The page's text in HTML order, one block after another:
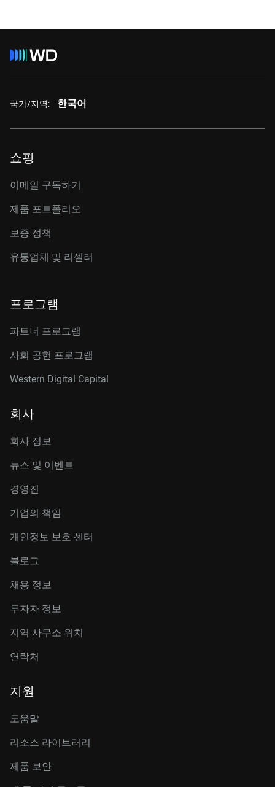
국가/지역: 한국어
쇼핑
이메일 구독하기
제품 포트폴리오
보증 정책
유통업체 및 리셀러
프로그램
파트너 프로그램
사회 공헌 프로그램
Western Digital Capital
회사
회사 정보
뉴스 및 이벤트
경영진
기업의 책임
개인정보 보호 센터
블로그
채용 정보
투자자 정보
지역 사무소 위치
연락처
지원
도움말
리소스 라이브러리
제품 보안